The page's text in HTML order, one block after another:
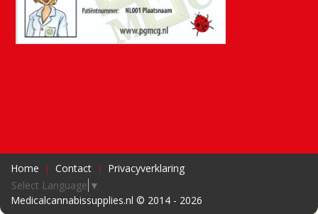
Home Contact
Privacyverklaring
Select Language ▼
Medicalcannabissupplies.nl © 2014 - 2026